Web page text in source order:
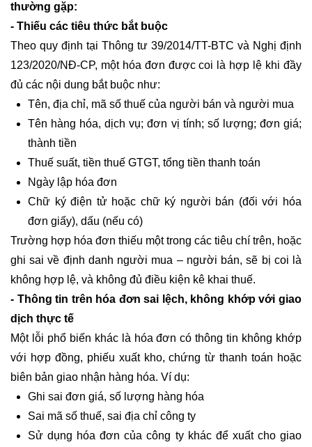
thường gặp:
- Thiếu các tiêu thức bắt buộc
Theo quy định tại Thông tư 39/2014/TT-BTC và Nghị định
123/2020/NĐ-CP, một hóa đơn được coi là hợp lệ khi đầy
đủ các nội dung bắt buộc như:
Tên, địa chỉ, mã số thuế của người bán và người mua
Tên hàng hóa, dịch vụ; đơn vị tính; số lượng; đơn giá;
thành tiền
Thuế suất, tiền thuế GTGT, tổng tiền thanh toán
Ngày lập hóa đơn
Chữ ký điện tử hoặc chữ ký người bán (đối với hóa
đơn giấy), dấu (nếu có)
Trường hợp hóa đơn thiếu một trong các tiêu chí trên, hoặc
ghi sai về định danh người mua – người bán, sẽ bị coi là
không hợp lệ, và không đủ điều kiện kê khai thuế.
- Thông tin trên hóa đơn sai lệch, không khớp với giao
dịch thực tế
Một lỗi phổ biến khác là hóa đơn có thông tin không khớp
với hợp đồng, phiếu xuất kho, chứng từ thanh toán hoặc
biên bản giao nhận hàng hóa. Ví dụ:
Ghi sai đơn giá, số lượng hàng hóa
Sai mã số thuế, sai địa chỉ công ty
Sử dụng hóa đơn của công ty khác để xuất cho giao